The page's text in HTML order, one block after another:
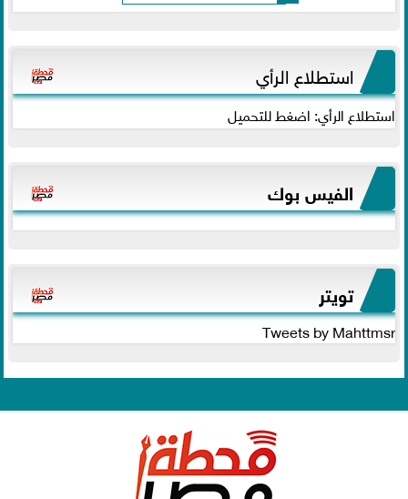
استطلاع الرأي
استطلاع الرأي: اضغط للتحميل
الفيس بوك
تويتر
Tweets by Mahttmsr